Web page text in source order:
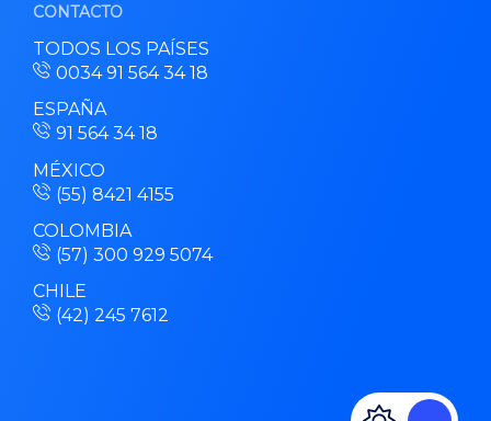
CONTACTO
TODOS LOS PAÍSES
0034 91 564 34 18
ESPAÑA
91 564 34 18
MÉXICO
(55) 8421 4155
COLOMBIA
(57) 300 929 5074
CHILE
(42) 245 7612